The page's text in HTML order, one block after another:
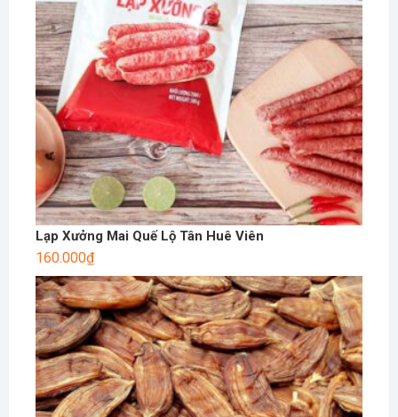
Lạp Xưởng Mai Quế Lộ Tân Huê Viên
160.000₫